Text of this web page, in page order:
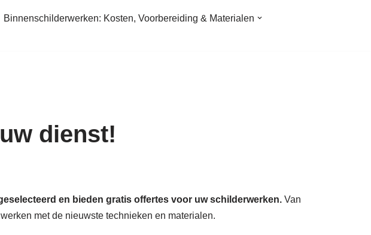
Binnenschilderwerken: Kosten, Voorbereiding & Materialen
dienst!
en bieden gratis offertes voor uw schilderwerken. Van
met de nieuwste technieken en materialen.